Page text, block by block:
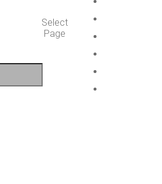
Select
Page